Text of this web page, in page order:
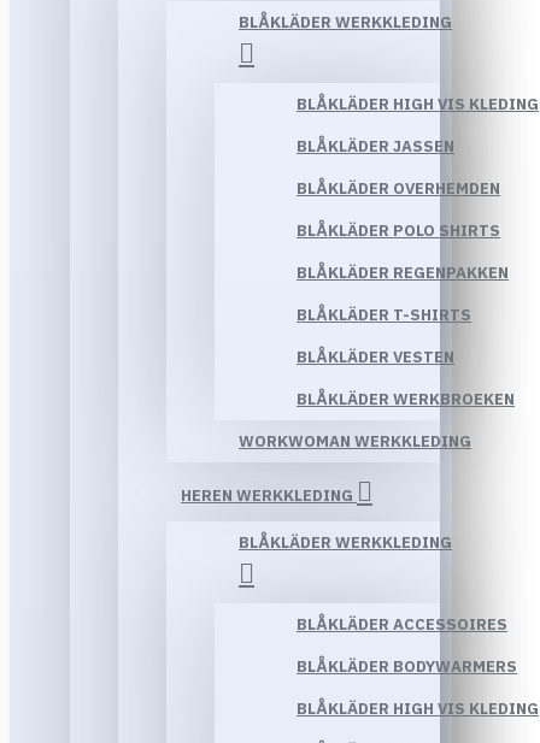
BLÅKLÄDER WERKKLEDING
BLÅKLÄDER HIGH VIS KLEDING
BLÅKLÄDER JASSEN
BLÅKLÄDER OVERHEMDEN
BLÅKLÄDER POLO SHIRTS
BLÅKLÄDER REGENPAKKEN
BLÅKLÄDER T-SHIRTS
BLÅKLÄDER VESTEN
BLÅKLÄDER WERKBROEKEN
WORKWOMAN WERKKLEDING
HEREN WERKKLEDING
BLÅKLÄDER WERKKLEDING
BLÅKLÄDER ACCESSOIRES
BLÅKLÄDER BODYWARMERS
BLÅKLÄDER HIGH VIS KLEDING